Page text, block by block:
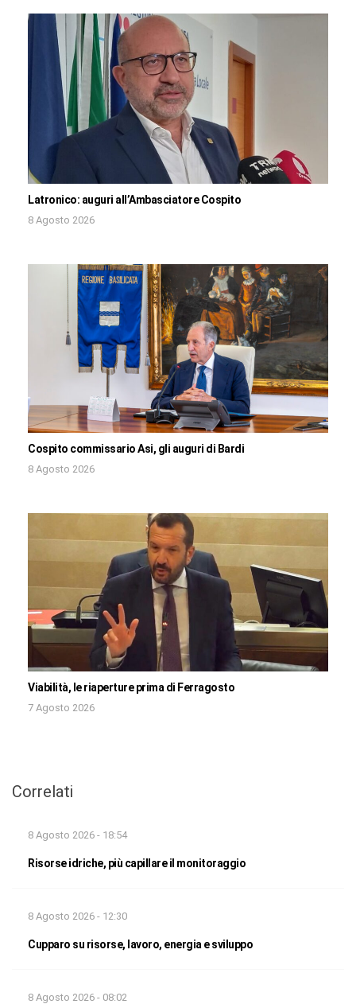
Latronico: auguri all’Ambasciatore Cospito
8 Agosto 2026
Cospito commissario Asi, gli auguri di Bardi
8 Agosto 2026
Viabilità, le riaperture prima di Ferragosto
7 Agosto 2026
Correlati
8 Agosto 2026 - 18:54
Risorse idriche, più capillare il monitoraggio
8 Agosto 2026 - 12:30
Cupparo su risorse, lavoro, energia e sviluppo
8 Agosto 2026 - 08:02